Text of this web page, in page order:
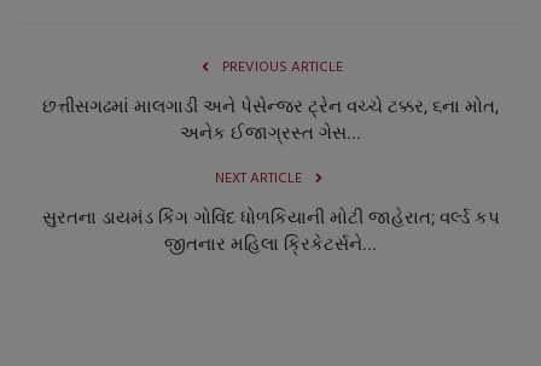
PREVIOUS ARTICLE
છત્તીસગઢમાં માલગાડી અને પેસેન્જર ટ્રેન વચ્ચે ટક્કર, ૬ના મોત,
અનેક ઈજાગ્રસ્ત ગેસ...
NEXT ARTICLE
સુરતના ડાયમંડ કિંગ ગોવિંદ ધોળકિયાની મોટી જાહેરાત; વર્લ્ડ કપ
જીતનાર મહિલા ક્રિકેટર્સને...